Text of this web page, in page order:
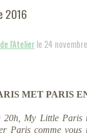
2016
l'Atelierle 24
MET PARIS
20h, My Little Paris
Paris comme vous